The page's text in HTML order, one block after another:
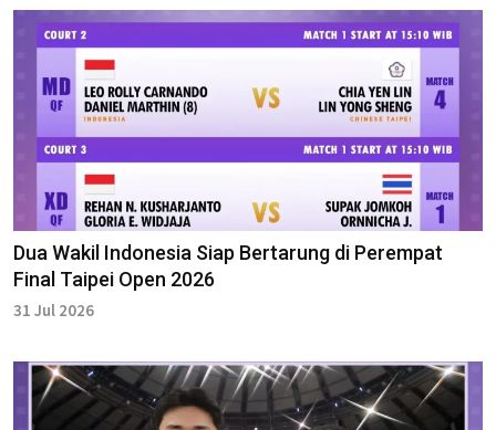
Dua Wakil Indonesia Siap Bertarung di Perempat
Final Taipei Open 2026
31 Jul 2026